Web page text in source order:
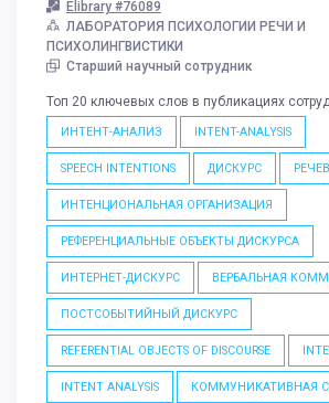
Elibrary #76089
ЛАБОРАТОРИЯ ПСИХОЛОГИИ РЕЧИ И
ПСИХОЛИНГВИСТИКИ
Старший научный сотрудник
Топ 20 ключевых слов в публикациях
ИНТЕНТ-АНАЛИЗ INTENT-ANALYSIS
SPEECH INTENTIONS ДИСКУРС
ИНТЕНЦИОНАЛЬНАЯ ОРГАНИЗАЦИЯ
РЕФЕРЕНЦИАЛЬНЫЕ ОБЪЕКТЫ ДИСКУРСА
ИНТЕРНЕТ-ДИСКУРС ВЕРБАЛЬНАЯ
ПОСТСОБЫТИЙНЫЙ ДИСКУРС
REFERENTIAL OBJECTS OF DISCOURSE
INTENT ANALYSIS КОММУНИКАТИВНАЯ